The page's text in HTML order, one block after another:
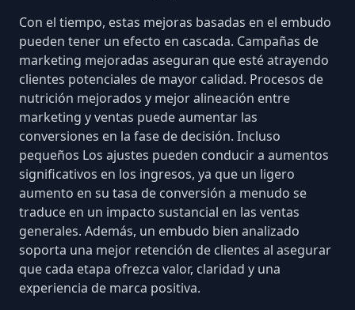
Con el tiempo, estas mejoras basadas en el embudo
pueden tener un efecto en cascada. Campañas de
marketing mejoradas aseguran que esté atrayendo
clientes potenciales de mayor calidad. Procesos de
nutrición mejorados y mejor alineación entre
marketing y ventas puedeaumentar las
conversiones en la fase de decisión. Incluso
pequeños Los ajustes pueden conducir a aumentos
significativos en los ingresos, ya que un ligero
aumento en su tasa de conversión a menudo se
traduce en un impacto sustancial en las ventas
generales. Además, un embudo bien analizado
soporta una mejor retención de clientes al asegurar
que cada etapa ofrezca valor, claridad y una
experiencia de marca positiva.